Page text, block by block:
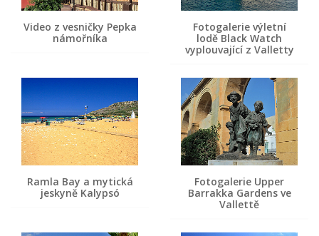
Video z vesničky Pepka
námořníka
Fotogalerie výletní
lodě Black Watch
vyplouvající z Valletty
Ramla Bay a mytická
jeskyně Kalypsó
Fotogalerie Upper
Barrakka Gardens ve
Vallettě